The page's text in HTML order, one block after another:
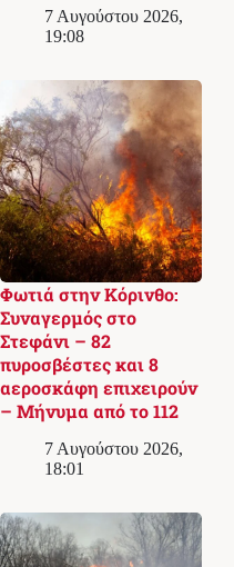
7 Αυγούστου 2026,
19:08
Φωτιά στην Κόρινθο:
Συναγερμός στο
Στεφάνι – 82
πυροσβέστες και 8
αεροσκάφη επιχειρούν
– Μήνυμα από το 112
7 Αυγούστου 2026,
18:01